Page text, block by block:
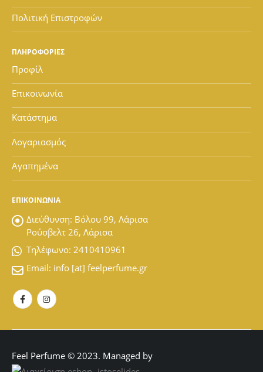
Πολιτική Επιστροφών
ΠΛΗΡΟΦΟΡΙΕΣ
Προφίλ
Επικοινωνία
Κατάστημα
Λογαριασμός
Αγαπημένα
ΕΠΙΚΟΙΝΩΝΙΑ
Διεύθυνση: Βόλου 99, Λάρισα
Ρούσβελτ 26, Λάρισα
Tηλέφωνο: 2410410961
Email: info [at] feelperfume.gr
Feel Perfume © 2023. Managed by